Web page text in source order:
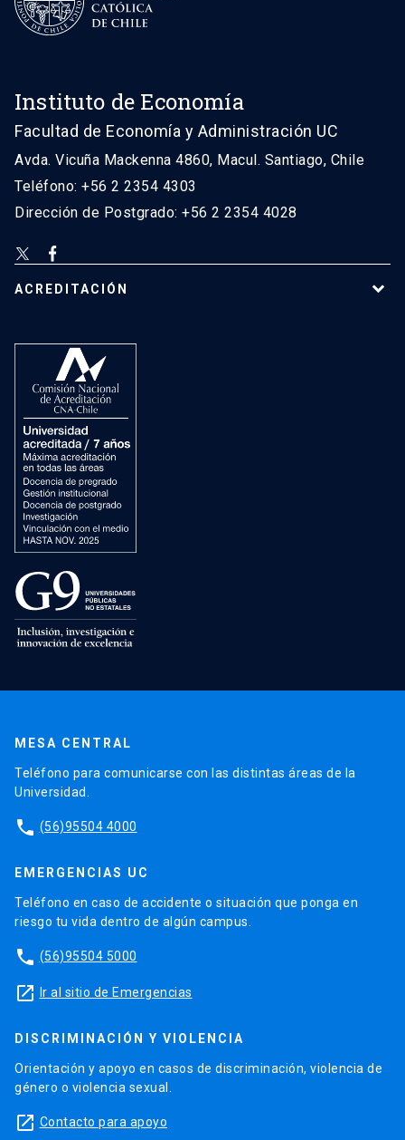
Instituto de Economía
Facultad de Economía y Administración UC
Avda. Vicuña Mackenna 4860, Macul. Santiago, Chile
Teléfono: +56 2 2354 4303
Dirección de Postgrado: +56 2 2354 4028
ACREDITACIÓN
MESA CENTRAL
Teléfono para comunicarse con las distintas áreas de la
Universidad.
phone (56)95504 4000
EMERGENCIAS UC
Teléfono en caso de accidente o situación que ponga en
riesgo tu vida dentro de algún campus.
phone (56)95504 5000
launch Ir al sitio de Emergencias
DISCRIMINACIÓN Y VIOLENCIA
Orientación y apoyo en casos de discriminación, violencia de
género o violencia sexual.
launch Contacto para apoyo